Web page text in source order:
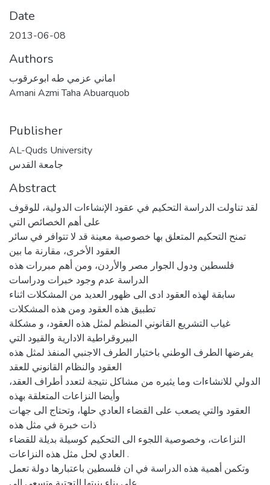
Date
2013-06-08
Authors
اماني عزمي طه ابوعرقوب
Amani Azmi Taha Abuarquob
Publisher
AL-Quds University
جامعة القدس
Abstract
لقد تناولت الدراسة التحكيم في عقود الإنشاءات الدولية، للوقوف
على أهم الخصائص التي
تمنح التحكيم المتعلق بها خصوصية معينة قد لا تتوافر في سائر
العقود الأخرى، مقارنة ما بين
فلسطين ودول الجوار مصر والأردن، ومن أهم مبررات هذه
الدراسة عدم وجود خبرات ودراسات
سابقة لهذه العقود ادى الى ظهور العديد من المشكلات اثناء
تطبيق هذه العقود ومن هذه المشكلات
غياب التشريع القانوني المنظم لمثل هذه العقود، و مشكلة
البيروقراطية الادارية والقيود التي
يفرضها الطرف الوطني باختيار الطرف الاجنبي المنفذ لمثل هذه
العقود والنظام القانوني للعقد
الدولي للانشاءات وما يثيره من مشاكل نتيجة لتعدد أطراف العقد،
وأيضا النزاعات المتعلقة بهذه
العقود والتي يصعب على القضاء العادي حلها، وتحتاج الى جهات
ذات خبرة في مثل هذه
النزاعات، وخصوصية اللجوء الى التحكيم كوسيلة بديلة للقضاء
العادي لحل مثل هذه النزاعات .
وتكمن أهمية هذه الدراسة في ان فلسطين باعتبارها دولة تعمل